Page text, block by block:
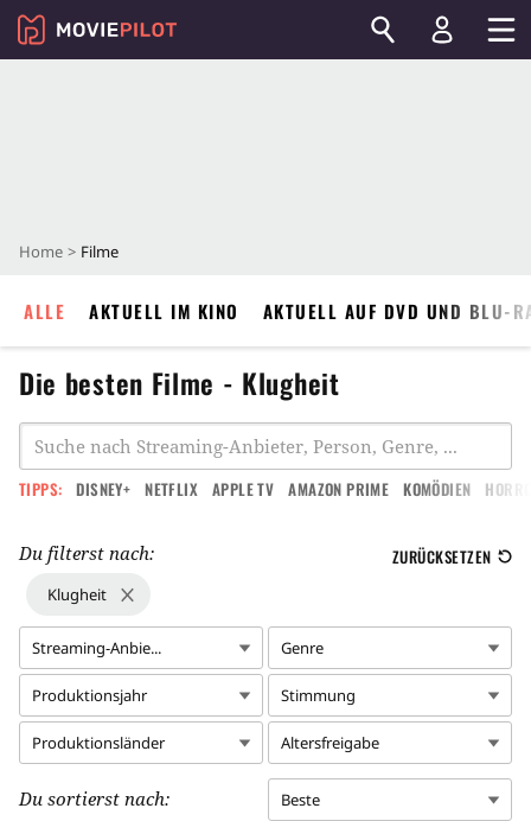
Home Filme
ALLE AKTUELL IM KINO AKTUELL AUF DVD UND BLU-
Die besten Filme - Klugheit
TIPPS: DISNEY+ NETFLIX APPLE TV AMAZON PRIME KOMÖDIEN
Du filterst nach: ZURÜCKSETZEN
Klugheit
Streaming-Anbie... Genre
Produktionsjahr Stimmung
Produktionsländer Altersfreigabe
Du sortierst nach: Beste